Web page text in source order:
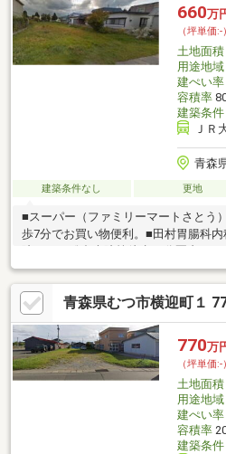
660万
（坪単価:-）
土地面積
用途地域
建ぺい率
容積率
建築条件
ＪＲ
青森
建築条件なし 更地
■スーパー（ファミリーマートさとう
歩7分でお買い物便利。■田村胃腸科
青森県むつ市横迎町１
770万
（坪単価:-）
土地面積
用途地域
建ぺい率
容積率
建築条件